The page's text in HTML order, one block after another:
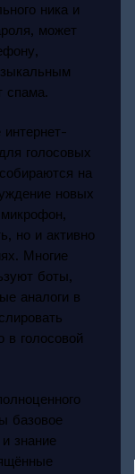
ника и
может
спама.
голосовых
на
новых
но и активно
Многие
боты,
аналоги в
голосовой
базовое
знание